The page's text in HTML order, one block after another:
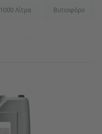
1000 Λίτρα(Not available)Βυτιοφόρο
(Not